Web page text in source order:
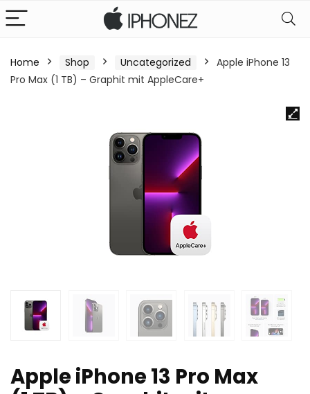
Home Shop Uncategorized
Apple iPhone 13
Pro Max (1 TB) – Graphit mit AppleCare+
Apple iPhone 13 Pro Max